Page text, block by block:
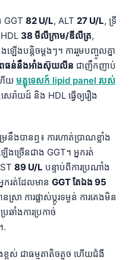
GGT 82 U/L, ALT 27 U/L, ទ្រី
38 មីលីក្រាម/ឌីលីត្រ,
ើងបន្តិចម្តងៗ។ ការរួមបញ្ចូលគ្នា
ាពធន់នឹងអាំងស៊ុយលីន ជាញឹកញាប់
ើយ មគ្គុទេសក៍ lipid panel របស់
ាយដ៍ និង HDL ធ្វើឲ្យរឿង
ងបានឮ៖ ការហាត់ប្រាណខ្លាំង
ើងច្រើនជាង GGT។ អ្នករត់
89 U/L បន្ទាប់ពីការប្រណាំង
នករត់ដែលមាន GGT តែឯង 95
ស្រា ការផ្លាស់ប្តូរទម្ងន់ ការគេងមិន
ឆាំងការប្រកាច់
.
ខ្ពស់ ជាធម្មតាតិចតួច ហើយជំងឺ